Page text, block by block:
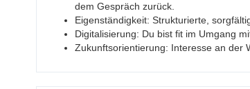
dem Gespräch zurück.
Eigenständigkeit: Strukturierte,
Digitalisierung: Du bist fit im Umgang
Zukunftsorientierung: Interesse an der